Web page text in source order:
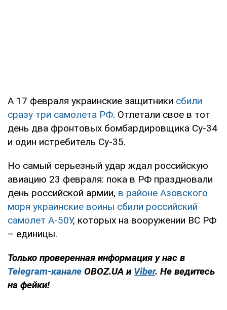
А 17 февраля украинские защитники сбили
сразу три самолета РФ. Отлетали свое в тот
день два фронтовых бомбардировщика Су-34
и один истребитель Су-35.
Но самый серьезный удар ждал российскую
авиацию 23 февраля: пока в РФ праздновали
день российской армии, в районе Азовского
моря украинские воины сбили российский
самолет А-50У, которых на вооружении ВС РФ
– единицы.
Только проверенная информация у нас в
Telegram-канале OBOZ.UA и Viber. Не ведитесь
на фейки!